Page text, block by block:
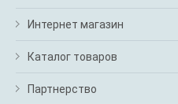
Интернет магазин
Каталог товаров
Партнерство